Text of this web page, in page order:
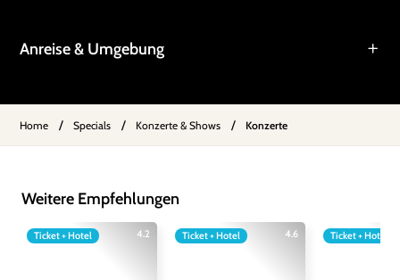
Anreise & Umgebung
Home / Specials / Konzerte & Shows / Konzerte
Weitere Empfehlungen
4.2
Ticket + Hotel 4.6
Ticket + Hotel Ticket + Hotel